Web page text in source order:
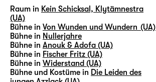
Raum in Kein Schicksal, Klytämnestra
(UA)
Bühne in Von Wunden und Wundern (UA)
Bühne in Nullerjahre
Bühne in Anouk & Adofa (UA)
Bühne in Fischer Fritz (UA)
Bühne in Widerstand (UA)
Bühne und Kostüme in Die Leiden des